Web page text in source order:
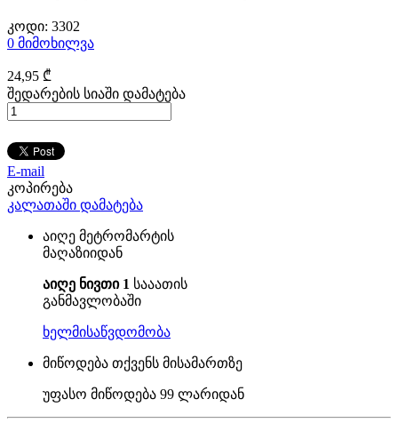
კოდი: 3302
0 მიმოხილვა
24,95 ₾
შედარების სიაში დამატება
E-mail
კოპირება
კალათაში დამატება
აიღე მეტრომარტის
მაღაზიიდან
აიღე ნივთი 1 სააათის
განმავლობაში
ხელმისაწვდომობა
მიწოდება თქვენს მისამართზე
უფასო მიწოდება 99 ლარიდან